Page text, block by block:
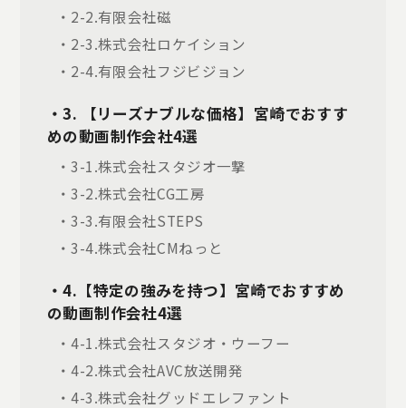
・2-2.有限会社磁
・2-3.株式会社ロケイション
・2-4.有限会社フジビジョン
・3. 【リーズナブルな価格】宮崎でおすす
めの動画制作会社4選
・3-1.株式会社スタジオ一撃
・3-2.株式会社CG工房
・3-3.有限会社STEPS
・3-4.株式会社CMねっと
・4.【特定の強みを持つ】宮崎でおすすめ
の動画制作会社4選
・4-1.株式会社スタジオ・ウーフー
・4-2.株式会社AVC放送開発
・4-3.株式会社グッドエレファント